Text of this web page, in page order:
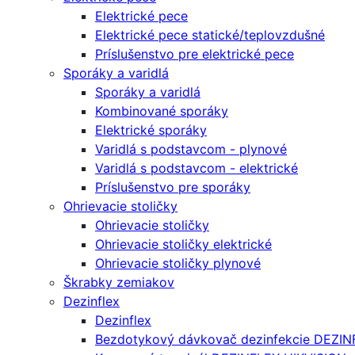
Elektrické pece
Elektrické pece statické/teplovzdušné
Príslušenstvo pre elektrické pece
Sporáky a varidlá
Sporáky a varidlá
Kombinované sporáky
Elektrické sporáky
Varidlá s podstavcom - plynové
Varidlá s podstavcom - elektrické
Príslušenstvo pre sporáky
Ohrievacie stoličky
Ohrievacie stoličky
Ohrievacie stoličky elektrické
Ohrievacie stoličky plynové
Škrabky zemiakov
Dezinflex
Dezinflex
Bezdotykový dávkovač dezinfekcie